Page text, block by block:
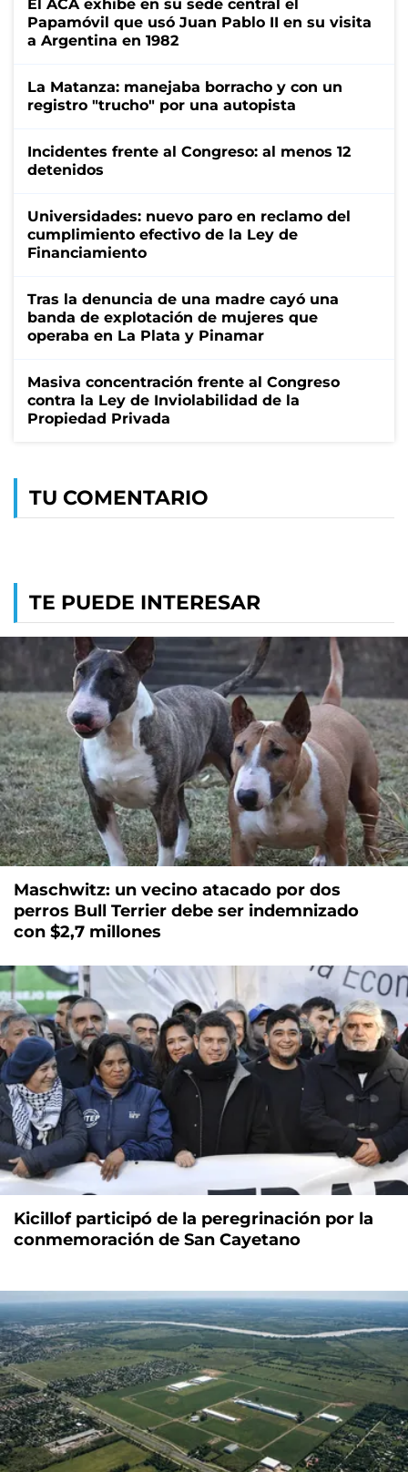
El ACA exhibe en su sede central el
Papamóvil que usó Juan Pablo II en su visita
a Argentina en 1982
La Matanza: manejaba borracho y con un
registro "trucho" por una autopista
Incidentes frente al Congreso: al menos 12
detenidos
Universidades: nuevo paro en reclamo del
cumplimiento efectivo de la Ley de
Financiamiento
Tras la denuncia de una madre cayó una
banda de explotación de mujeres que
operaba en La Plata y Pinamar
Masiva concentración frente al Congreso
contra la Ley de Inviolabilidad de la
Propiedad Privada
TU COMENTARIO
TE PUEDE INTERESAR
Maschwitz: un vecino atacado por dos
perros Bull Terrier debe ser indemnizado
con $2,7 millones
Kicillof participó de la peregrinación por la
conmemoración de San Cayetano